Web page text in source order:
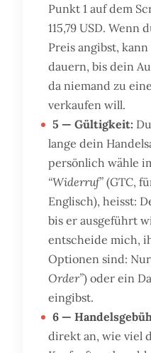
Punkt 1 auf dem
115,79 USD. Wenn
Preis angibst,
dauern, bis dein
da niemand zu
verkaufen will.
5 — Gültigkeit:
lange dein
persönlich wähle
“Widerruf” (GTC,
Englisch), heisst:
bis er ausgeführt
entscheide mich,
Optionen sind:
Order”) oder ein
eingibst.
6 —
direkt an, wie viel